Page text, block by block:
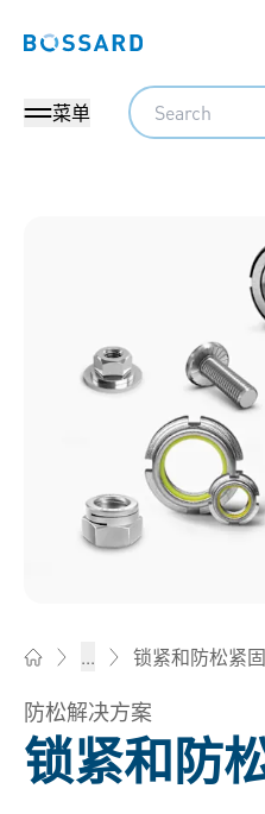
Bossard homepage
菜单
Search
... 锁紧和防松紧
防松解决方案
锁紧和防